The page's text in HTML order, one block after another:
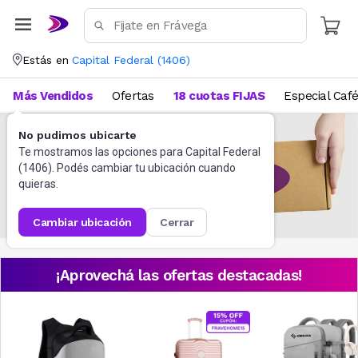
Estás en Capital Federal (1406)
No pudimos ubicarte
Te mostramos las opciones para Capital Federal
(1406). Podés cambiar tu ubicación cuando
quieras.
cambiar ubicación cerrar
Más Vendidos Ofertas 18 cuotas FIJAS Especial Café
¡Aprovechá las ofertas destacadas!